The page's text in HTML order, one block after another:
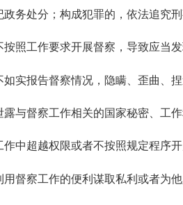
政务处分；构成犯罪的，依法追究
工作要求开展督察，导致应当发
报告督察情况，隐瞒、歪曲、捏
督察工作相关的国家秘密、工作
超越权限或者不按照规定程序开
察工作的便利谋取私利或者为他